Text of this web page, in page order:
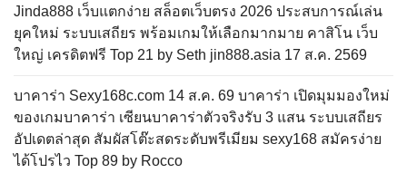
Jinda888 เว็บแตกง่าย สล็อตเว็บตรง 2026 ประสบการณ์เล่น
ยุคใหม่ ระบบเสถียร พร้อมเกมให้เลือกมากมาย คาสิโน เว็บ
ใหญ่ เครดิตฟรี Top 21 by Seth jin888.asia 17 ส.ค. 2569
บาคาร่า Sexy168c.com 14 ส.ค. 69 บาคาร่า เปิดมุมมองใหม่
ของเกมบาคาร่า เซียนบาคาร่าตัวจริงรับ 3 แสน ระบบเสถียร
อัปเดตล่าสุด สัมผัสโต๊ะสดระดับพรีเมียม sexy168 สมัครง่าย
ได้โปรไว Top 89 by Rocco